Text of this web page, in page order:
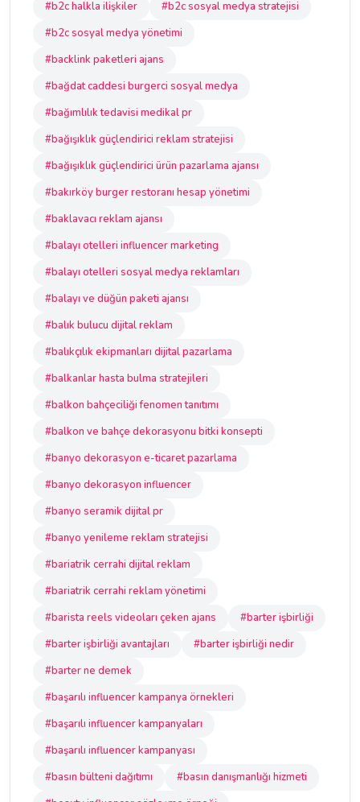
#b2c halkla ilişkiler
#b2c sosyal medya stratejisi
#b2c sosyal medya yönetimi
#backlink paketleri ajans
#bağdat caddesi burgerci sosyal medya
#bağımlılık tedavisi medikal pr
#bağışıklık güçlendirici reklam stratejisi
#bağışıklık güçlendirici ürün pazarlama ajansı
#bakırköy burger restoranı hesap yönetimi
#baklavacı reklam ajansı
#balayı otelleri influencer marketing
#balayı otelleri sosyal medya reklamları
#balayı ve düğün paketi ajansı
#balık bulucu dijital reklam
#balıkçılık ekipmanları dijital pazarlama
#balkanlar hasta bulma stratejileri
#balkon bahçeciliği fenomen tanıtımı
#balkon ve bahçe dekorasyonu bitki konsepti
#banyo dekorasyon e-ticaret pazarlama
#banyo dekorasyon influencer
#banyo seramik dijital pr
#banyo yenileme reklam stratejisi
#bariatrik cerrahi dijital reklam
#bariatrik cerrahi reklam yönetimi
#barista reels videoları çeken ajans
#barter işbirliği
#barter işbirliği avantajları
#barter işbirliği nedir
#barter ne demek
#başarılı influencer kampanya örnekleri
#başarılı influencer kampanyaları
#başarılı influencer kampanyası
#basın bülteni dağıtımı
#basın danışmanlığı hizmeti